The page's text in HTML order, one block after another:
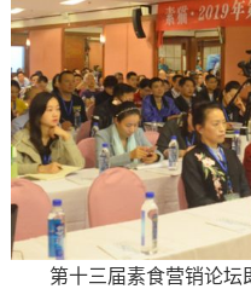
第十三届素食营销论坛